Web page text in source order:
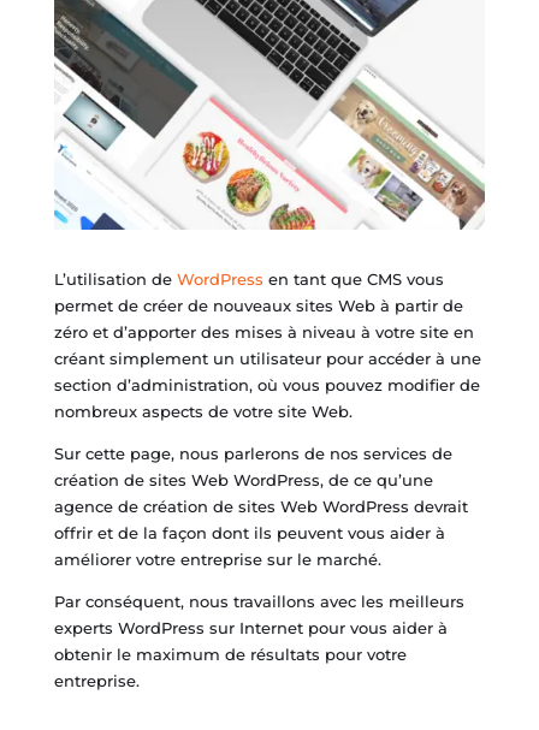
L’utilisation de WordPress en tant que CMS vous
permet de créer de nouveaux sites Web à partir de
zéro et d’apporter des mises à niveau à votre site en
créant simplement un utilisateur pour accéder à une
section d’administration, où vous pouvez modifier de
nombreux aspects de votre site Web.
Sur cette page, nous parlerons de nos services de
création de sites Web WordPress, de ce qu’une
agence de création de sites Web WordPress devrait
offrir et de la façon dont ils peuvent vous aider à
améliorer votre entreprise sur le marché.
Par conséquent, nous travaillons avec les meilleurs
experts WordPress sur Internet pour vous aider à
obtenir le maximum de résultats pour votre
entreprise.